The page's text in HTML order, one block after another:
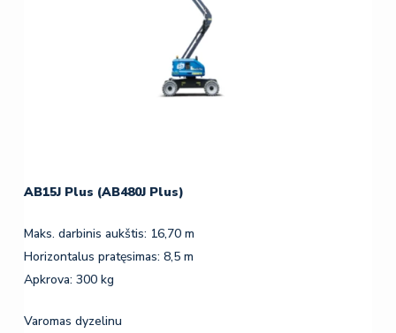
AB15J Plus (AB480J Plus)
Maks. darbinis aukštis: 16,70 m
Horizontalus pratęsimas: 8,5 m
Apkrova: 300 kg
Varomas dyzelinu